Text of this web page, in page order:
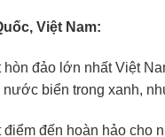
Việt Nam:
hòn đảo lớn nhất Việt
nước biển trong xanh,
điểm đến hoàn hảo cho